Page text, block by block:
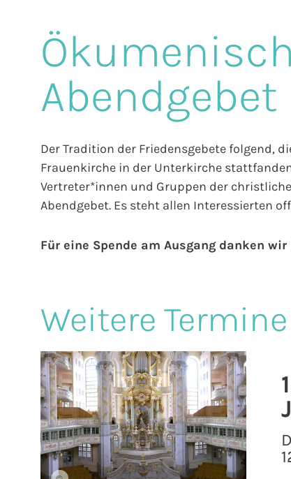
Abendgebet
Der Tradition der Friedensgebete folgend,
Frauenkirche in der Unterkirche
Vertreter*innen und Gruppen der
Abendgebet. Es steht allen Interessierten
Für eine Spende am Ausgang danken wir
Weitere Termine